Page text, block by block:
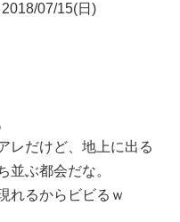
2018/07/15(日)
レだけど、地上に出る
並ぶ都会だな。
れるからビビるｗ